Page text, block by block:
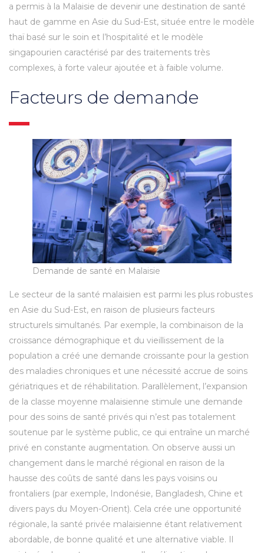
a permis à la Malaisie de devenir une destination de santé
haut de gamme en Asie du Sud-Est, située entre le modèle
thaï basé sur le soin et l’hospitalité et le modèle
singapourien caractérisé par des traitements très
complexes, à forte valeur ajoutée et à faible volume.
Facteurs de demande
Demande de santé en Malaisie
Le secteur de la santé malaisien est parmi les plus robustes
en Asie du Sud-Est, en raison de plusieurs facteurs
structurels simultanés. Par exemple, la combinaison de la
croissance démographique et du vieillissement de la
population a créé une demande croissante pour la gestion
des maladies chroniques et une nécessité accrue de soins
gériatriques et de réhabilitation. Parallèlement, l’expansion
de la classe moyenne malaisienne stimule une demande
pour des soins de santé privés qui n’est pas totalement
soutenue par le système public, ce qui entraîne un marché
privé en constante augmentation. On observe aussi un
changement dans le marché régional en raison de la
hausse des coûts de santé dans les pays voisins ou
frontaliers (par exemple, Indonésie, Bangladesh, Chine et
divers pays du Moyen-Orient). Cela crée une opportunité
régionale, la santé privée malaisienne étant relativement
abordable, de bonne qualité et une alternative viable. Il